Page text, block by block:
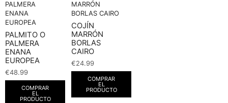
PALMITO O
PALMERA
ENANA
EUROPEA
€48.99
COMPRAR
EL
PRODUCTO
COJÍN
MARRÓN
BORLAS
CAIRO
€24.99
COMPRAR
EL
PRODUCTO